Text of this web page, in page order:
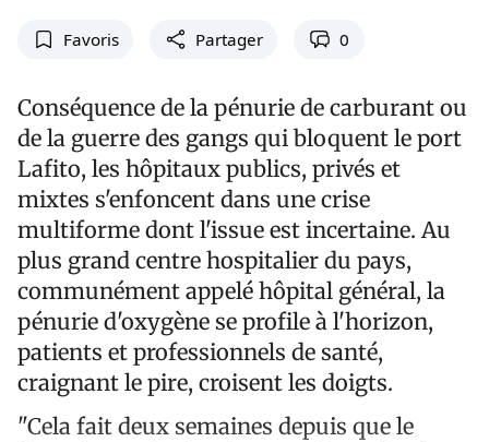
Favoris Partager 0
Conséquence de la pénurie de carburant ou
de la guerre des gangs qui bloquent le port
Lafito, les hôpitaux publics, privés et
mixtes s'enfoncent dans une crise
multiforme dont l'issue est incertaine. Au
plus grand centre hospitalier du pays,
communément appelé hôpital général, la
pénurie d'oxygène se profile à l'horizon,
patients et professionnels de santé,
craignant le pire, croisent les doigts.
"Cela fait deux semaines depuis que le